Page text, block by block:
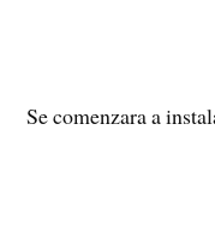
Se comenzara a